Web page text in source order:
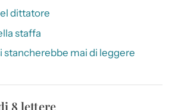
dittatore
staffa
stancherebbe mai di leggere
8 lettere